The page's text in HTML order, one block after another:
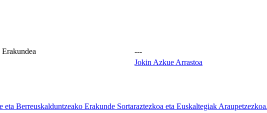
---
Jokin Azkue Arrastoa
Berreuskalduntzeako Erakunde Sortaraztezkoa eta Euskaltegiak Araupetzezkoa.